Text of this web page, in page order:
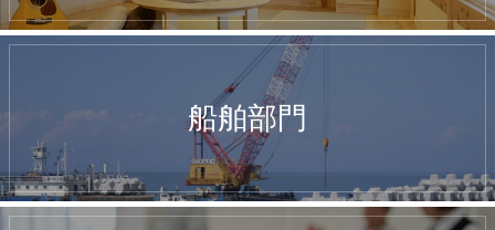
船舶部門